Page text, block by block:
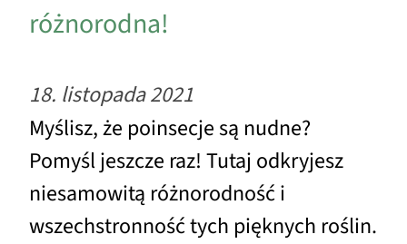
różnorodna!
18. listopada 2021
Myślisz, że poinsecje są nudne?
Pomyśl jeszcze raz! Tutaj odkryjesz
niesamowitą różnorodność i
wszechstronność tych pięknych roślin.